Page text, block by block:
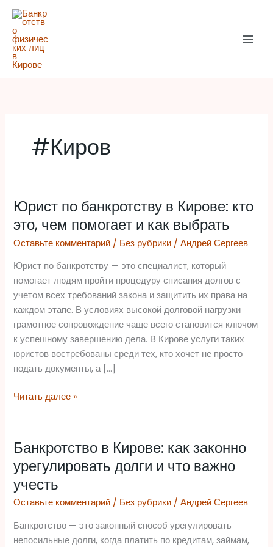
Перейти
содержимому
#Киров
Юрист по банкротству в Кирове: кто
это, чем помогает и как выбрать
Оставьте комментарий / Без рубрики /Андрей Сергеев
Юрист по банкротству — это специалист, который
помогает людям пройти процедуру списания долгов с
учетом всех требований закона и защитить их права на
каждом этапе. В условиях высокой долговой нагрузки
грамотное сопровождение чаще всего становится ключом
к успешному завершению дела. В Кирове услуги таких
юристов востребованы среди тех, кто хочет не просто
подать документы, а […]
Юрист
банкротству
в
Кирове:
кто
это,
чем
помогает
и
как
выбрать
Читать далее »
Банкротство в Кирове: как законно
урегулировать долги и что важно
учесть
Оставьте комментарий / Без рубрики /Андрей Сергеев
Банкротство — это законный способ урегулировать
непосильные долги, когда платить по кредитам, займам,
Банкротство
Кирове:
как
законно
долги